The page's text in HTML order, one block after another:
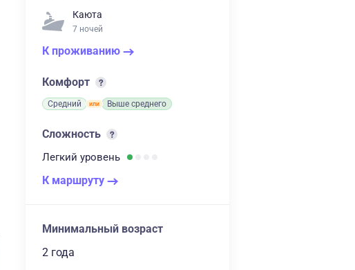
Каюта
7 ночей
К проживанию
Комфорт
Средний Выше среднего
Сложность
Легкий уровень
К маршруту
Минимальный возраст
2 года